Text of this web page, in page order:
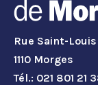
Rue Saint-
1110 Morges
Tél.: 021 801 21